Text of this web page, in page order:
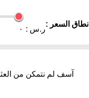
نطاق السعر :
ر.س : ٠
آسف لم نتمكن من